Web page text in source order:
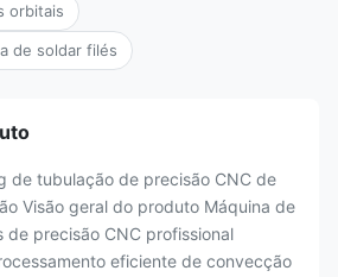
orbitais
de soldar filés
de tubulação de precisão CNC de
Visão geral do produto Máquina de
precisão CNC profissional
eficiente de convecção